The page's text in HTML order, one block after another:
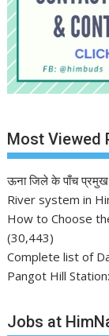
Most Viewed
ऊना जिले के पाँच प्रमुख
River system in
How to Choose
(30,443)
Complete list of
Pangot Hill
Jobs at